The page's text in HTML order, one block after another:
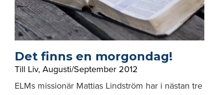
Det finns en morgondag!
Till Liv, Augusti/September 2012
ELMs missionär Mattias Lindström har i nästan tre